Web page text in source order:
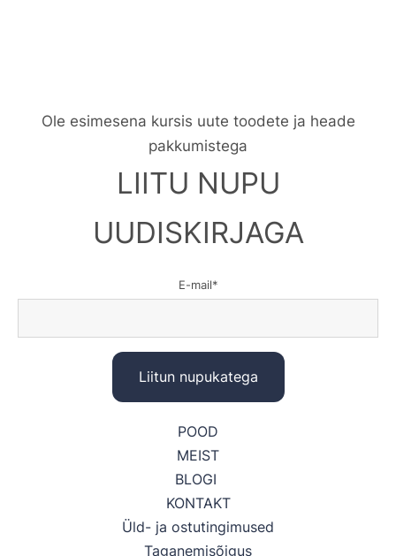
Ole esimesena kursis uute toodete ja heade
pakkumistega
LIITU NUPU
UUDISKIRJAGA
E-mail
POOD
MEIST
BLOGI
KONTAKT
Üld- ja ostutingimused
Taganemisõigus